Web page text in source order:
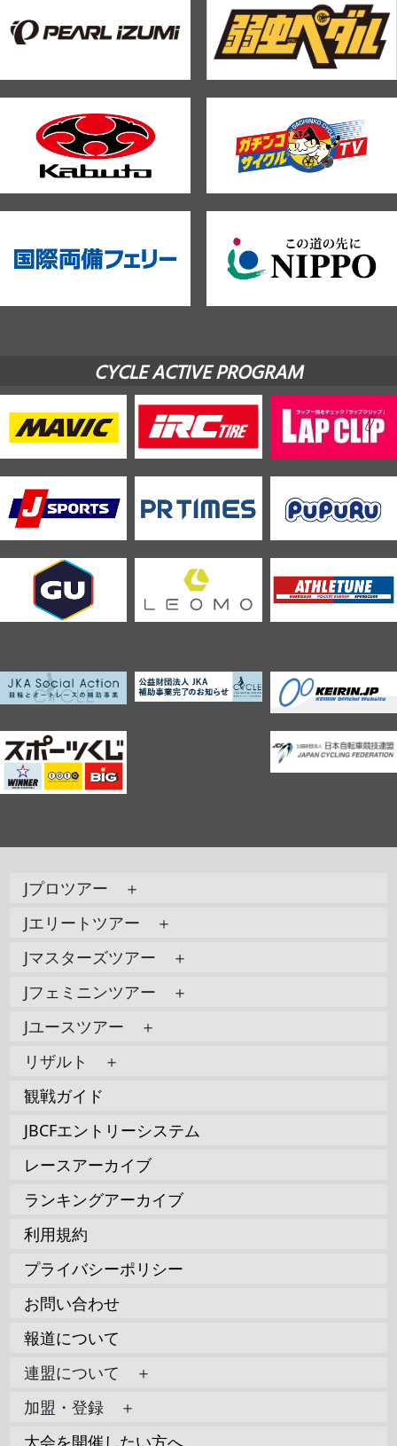
CYCLE ACTIVE PROGRAM
Jプロツアー ＋
Jエリートツアー ＋
Jマスターズツアー ＋
Jフェミニンツアー ＋
Jユースツアー ＋
リザルト ＋
観戦ガイド
JBCFエントリーシステム
レースアーカイブ
ランキングアーカイブ
利用規約
プライバシーポリシー
お問い合わせ
報道について
連盟について ＋
加盟・登録 ＋